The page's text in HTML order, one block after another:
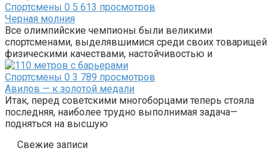
Спортсмены 0 5 613 просмотров
Черная молния
Все олимпийские чемпионы были великими
спортсменами, выделявшимися среди своих товарищей
физическими качествами, настойчивостью и
Спортсмены 0 3 789 просмотров
Авилов — к золотой медали
Итак, перед советскими многоборцами теперь стояла
последняя, наиболее трудно выполнимая задача—
подняться на высшую
Свежие записи